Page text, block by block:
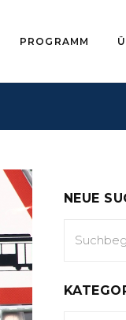
PROGRAMM
NEUE